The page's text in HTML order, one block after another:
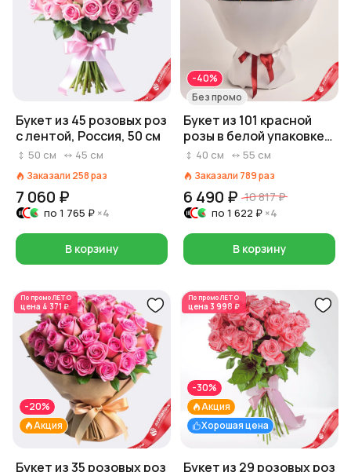
Букет из 45 розовых роз
с лентой, Россия, 50 см
50 см 45 см
Заказали 258раз
7 060 ₽
по 1 765 ₽ ×4
В корзину
-40%
Без промо
Букет из 101 красной
розы в белой упаковке,
Россия, 40 см
40 см 55 см
Заказали 789раз
6 490 ₽ 10 817 ₽
по 1 622 ₽ ×4
В корзину
По промоЛЕТО
цена 4 371 ₽
Акция
-20%
Букет из 35 розовых роз
По промоЛЕТО
цена 3 998 ₽
Хорошая цена
Акция
-30%
Букет из 29 розовых роз